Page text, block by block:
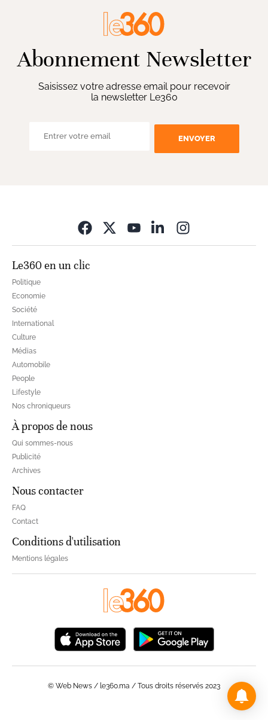
Abonnement Newsletter
Saisissez votre adresse email pour recevoir
la newsletter Le360
ENVOYER
Le360 en un clic
Politique
Economie
Société
International
Culture
Médias
Automobile
People
Lifestyle
Nos chroniqueurs
À propos de nous
Qui sommes-nous
Publicité
Archives
Nous contacter
FAQ
Contact
Conditions d'utilisation
Mentions légales
© Web News / le360.ma / Tous droits réservés 2023